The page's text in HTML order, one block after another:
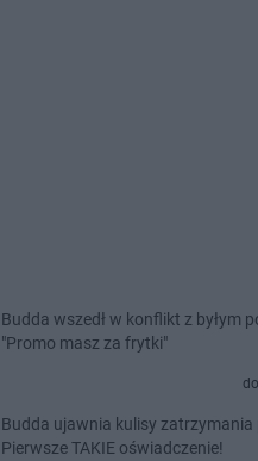
Budda wszedł w konflikt z byłym
"Promo masz za frytki"
Budda ujawnia kulisy zatrzymania
Pierwsze TAKIE oświadczenie!